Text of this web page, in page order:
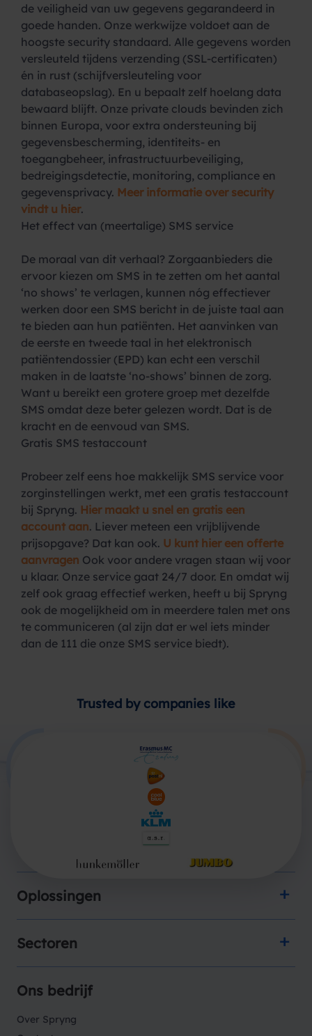
de veiligheid van uw gegevens gegarandeerd in
goede handen. Onze werkwijze voldoet aan de
hoogste security standaard. Alle gegevens worden
versleuteld tijdens verzending (SSL-certificaten)
én in rust (schijfversleuteling voor
databaseopslag). En u bepaalt zelf hoelang data
bewaard blijft. Onze private clouds bevinden zich
binnen Europa, voor extra ondersteuning bij
gegevensbescherming, identiteits- en
toegangbeheer, infrastructuurbeveiliging,
bedreigingsdetectie, monitoring, compliance en
gegevensprivacy. Meer informatie over security
vindt u hier.
Het effect van (meertalige) SMS service
De moraal van dit verhaal? Zorgaanbieders die
ervoor kiezen om SMS in te zetten om het aantal
‘no shows’ te verlagen, kunnen nóg effectiever
werken door een SMS bericht in de juiste taal aan
te bieden aan hun patiënten. Het aanvinken van
de eerste en tweede taal in het elektronisch
patiëntendossier (EPD) kan echt een verschil
maken in de laatste ‘no-shows’ binnen de zorg.
Want u bereikt een grotere groep met dezelfde
SMS omdat deze beter gelezen wordt. Dat is de
kracht en de eenvoud van SMS.
Gratis SMS testaccount
Probeer zelf eens hoe makkelijk SMS service voor
zorginstellingen werkt, met een gratis testaccount
bij Spryng. Hier maakt u snel en gratis een
account aan. Liever meteen een vrijblijvende
prijsopgave? Dat kan ook. U kunt hier een offerte
aanvragen Ook voor andere vragen staan wij voor
u klaar. Onze service gaat 24/7 door. En omdat wij
zelf ook graag effectief werken, heeft u bij Spryng
ook de mogelijkheid om in meerdere talen met ons
te communiceren (al zijn dat er wel iets minder
dan de 111 die onze SMS service biedt).
Trusted by companies like
Oplossingen
Sectoren
Ons bedrijf
Over Spryng